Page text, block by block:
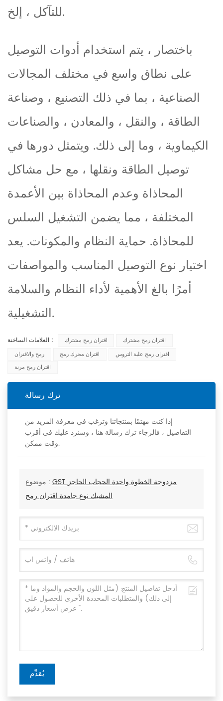
للتآكل ، إلخ.
باختصار ، يتم استخدام أدوات التوصيل
على نطاق واسع في مختلف المجالات
الصناعية ، بما في ذلك التصنيع ، وصناعة
الطاقة ، والنقل ، والمعادن ، والصناعات
الكيماوية ، وما إلى ذلك. ويتمثل دورها في
توصيل الطاقة ونقلها ، مع حل مشاكل
المحاذاة وعدم المحاذاة بين الأعمدة
المختلفة ، مما يضمن التشغيل السلس
للمحاذاة. حماية النظام والمكونات. يعد
اختيار نوع التوصيل المناسب والمواصفات
أمرًا بالغ الأهمية لأداء النظام والسلامة
التشغيلية.
العلامات الساخنة : اقتران رمح مشترك
اقتران رمح مشترك
رمح والاقتران
اقتران محرك رمح
اقتران رمح علبة التروس
اقتران رمح مرنة
ترك رسالة
إذا كنت مهتمًا بمنتجاتنا وترغب في معرفة المزيد من
التفاصيل ، فالرجاء ترك رسالة هنا ، وسنرد عليك في أقرب
وقت ممكن.
موضوع : GST مزدوجة الخطوة واحدة الحجاب الحاجز
المشبك نوع جامدة اقتران رمح
يُقدِّم